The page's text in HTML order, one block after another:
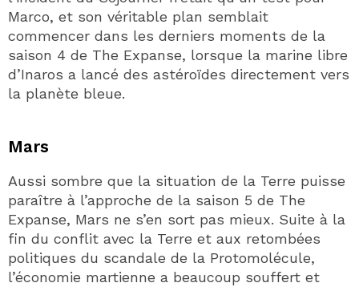
Marco, et son véritable plan semblait
commencer dans les derniers moments de la
saison 4 de The Expanse, lorsque la marine libre
d’Inaros a lancé des astéroïdes directement vers
la planète bleue.
Mars
Aussi sombre que la situation de la Terre puisse
paraître à l’approche de la saison 5 de The
Expanse, Mars ne s’en sort pas mieux. Suite à la
fin du conflit avec la Terre et aux retombées
politiques du scandale de la Protomolécule,
l’économie martienne a beaucoup souffert et